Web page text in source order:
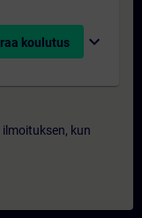
koulutus expand_more
kun